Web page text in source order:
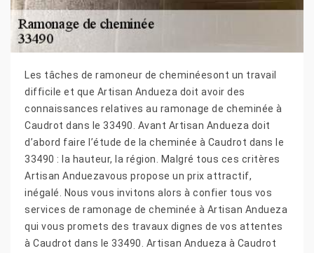
Les tâches de ramoneur de cheminéesont un travail
difficile et que Artisan Andueza doit avoir des
connaissances relatives au ramonage de cheminée à
Caudrot dans le 33490. Avant Artisan Andueza doit
d’abord faire l’étude de la cheminée à Caudrot dans le
33490 : la hauteur, la région. Malgré tous ces critères
Artisan Anduezavous propose un prix attractif,
inégalé. Nous vous invitons alors à confier tous vos
services de ramonage de cheminée à Artisan Andueza
qui vous promets des travaux dignes de vos attentes
à Caudrot dans le 33490. Artisan Andueza à Caudrot